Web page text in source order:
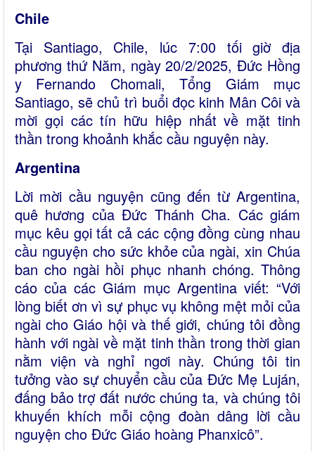
Chile
Tại Santiago, Chile, lúc 7:00 tối giờ địa
phương thứ Năm, ngày 20/2/2025, Đức Hồng
y Fernando Chomali, Tổng Giám mục
Santiago, sẽ chủ trì buổi đọc kinh Mân Côi và
mời gọi các tín hữu hiệp nhất về mặt tinh
thần trong khoảnh khắc cầu nguyện này.
Argentina
Lời mời cầu nguyện cũng đến từ Argentina,
quê hương của Đức Thánh Cha. Các giám
mục kêu gọi tất cả các cộng đồng cùng nhau
cầu nguyện cho sức khỏe của ngài, xin Chúa
ban cho ngài hồi phục nhanh chóng. Thông
cáo của các Giám mục Argentina viết: “Với
lòng biết ơn vì sự phục vụ không mệt mỏi của
ngài cho Giáo hội và thế giới, chúng tôi đồng
hành với ngài về mặt tinh thần trong thời gian
nằm viện và nghỉ ngơi này. Chúng tôi tin
tưởng vào sự chuyển cầu của Đức Mẹ Luján,
đấng bảo trợ đất nước chúng ta, và chúng tôi
khuyến khích mỗi cộng đoàn dâng lời cầu
nguyện cho Đức Giáo hoàng Phanxicô”.